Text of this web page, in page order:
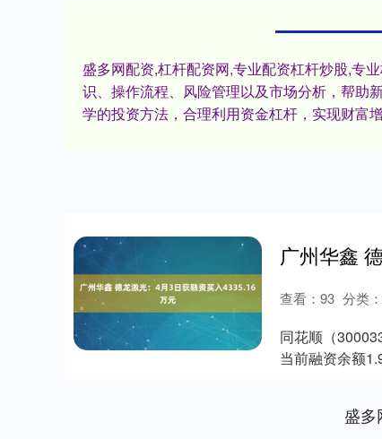
盛多网配资,杠杆配资网,专业配资杠杆炒股,专
识、操作流程、风险管理以及市场分析，帮助
学的投资方法，合理利用资金杠杆，实现财富
查看： 93 分类：
同花顺（
当前融资余额
盛多